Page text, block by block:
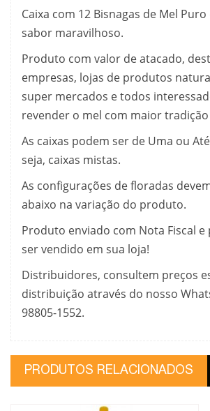
Caixa com 12 Bisnagas de Mel Puro
sabor maravilhoso.
Produto com valor de atacado,
empresas, lojas de produtos
super mercados e todos
revender o mel com maior
As caixas podem ser de Uma ou
seja, caixas mistas.
As configurações de floradas
abaixo na variação do produto.
Produto enviado com Nota Fiscal
ser vendido em sua loja!
Distribuidores, consultem preços
distribuição através do nosso
98805-1552.
PRODUTOS RELACIONADOS